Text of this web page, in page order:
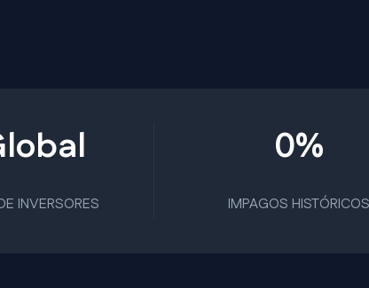
INVERSORES
0%
IMPAGOS HISTÓRICOS